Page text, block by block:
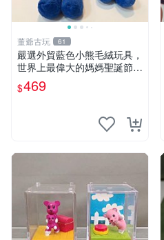
董爺古玩 61
嚴選外貿藍色小熊毛絨玩具，
世界上最偉大的媽媽聖誕節推
薦禮物 五角星 兒童玩具 母親
節
$469